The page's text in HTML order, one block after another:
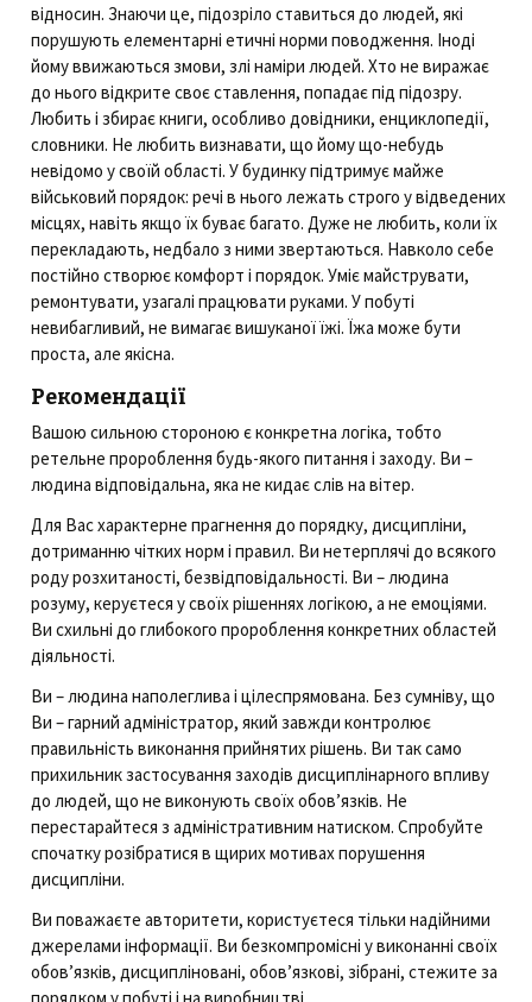
відносин. Знаючи це, підозріло ставиться до людей, які
порушують елементарні етичні норми поводження. Іноді
йому ввижаються змови, злі наміри людей. Хто не виражає
до нього відкрите своє ставлення, попадає під підозру.
Любить і збирає книги, особливо довідники, енциклопедії,
словники. Не любить визнавати, що йому що-небудь
невідомо у своїй області. У будинку підтримує майже
військовий порядок: речі в нього лежать строго у відведених
місцях, навіть якщо їх буває багато. Дуже не любить, коли їх
перекладають, недбало з ними звертаються. Навколо себе
постійно створює комфорт і порядок. Уміє майструвати,
ремонтувати, узагалі працювати руками. У побуті
невибагливий, не вимагає вишуканої їжі. Їжа може бути
проста, але якісна.
Рекомендації
Вашою сильною стороною є конкретна логіка, тобто
ретельне пророблення будь-якого питання і заходу. Ви –
людина відповідальна, яка не кидає слів на вітер.
Для Вас характерне прагнення до порядку, дисципліни,
дотриманню чітких норм і правил. Ви нетерплячі до всякого
роду розхитаності, безвідповідальності. Ви – людина
розуму, керуєтеся у своїх рішеннях логікою, а не емоціями.
Ви схильні до глибокого пророблення конкретних областей
діяльності.
Ви – людина наполеглива і цілеспрямована. Без сумніву, що
Ви – гарний адміністратор, який завжди контролює
правильність виконання прийнятих рішень. Ви так само
прихильник застосування заходів дисциплінарного впливу
до людей, що не виконують своїх обов’язків. Не
перестарайтеся з адміністративним натиском. Спробуйте
спочатку розібратися в щирих мотивах порушення
дисципліни.
Ви поважаєте авторитети, користуєтеся тільки надійними
джерелами інформації. Ви безкомпромісні у виконанні своїх
обов’язків, дисципліновані, обов’язкові, зібрані, стежите за
порядком у побуті і на виробництві.